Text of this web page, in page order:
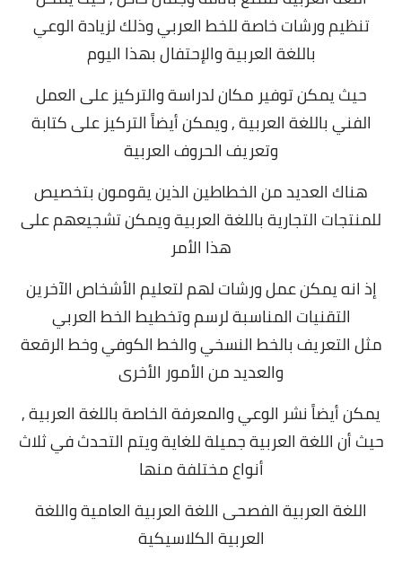
تنظيم ورشات خاصة للخط العربي وذلك لزيادة الوعي
باللغة العربية والإحتفال بهذا اليوم
حيث يمكن توفير مكان لدراسة والتركيز على العمل
الفني باللغة العربية , ويمكن أيضاً التركيز على كتابة
وتعريف الحروف العربية
هناك العديد من الخطاطين الذين يقومون بتخصيص
للمنتجات التجارية باللغة العربية ويمكن تشجيعهم على
هذا الأمر
إذ انه يمكن عمل ورشات لهم لتعليم الأشخاص الآخرين
التقنيات المناسبة لرسم وتخطيط الخط العربي
مثلالتعريف بالخط النسخي والخط الكوفي وخط الرقعة
والعديد من الأمور الأخرى
يمكن أيضاً نشر الوعي والمعرفة الخاصة باللغة العربية ,
حيث أن اللغة العربية جميلة للغاية ويتم التحدث في ثلاث
أنواع مختلفة منها
اللغة العربية الفصحى اللغة العربية العامية واللغة
العربية الكلاسيكية